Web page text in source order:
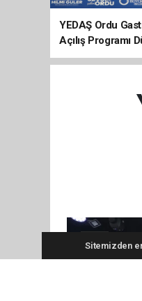
YEDAŞ Ordu
Açılış Programı
Sitemizden